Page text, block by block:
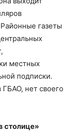
газеты
местных
подписки.
нет своего
столице»